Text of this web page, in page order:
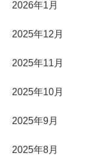
2026年1月
2025年12月
2025年11月
2025年10月
2025年9月
2025年8月